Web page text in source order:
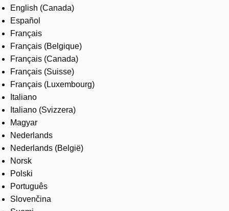
English (Canada)
Español
Français
Français (Belgique)
Français (Canada)
Français (Suisse)
Français (Luxembourg)
Italiano
Italiano (Svizzera)
Magyar
Nederlands
Nederlands (België)
Norsk
Polski
Português
Slovenčina